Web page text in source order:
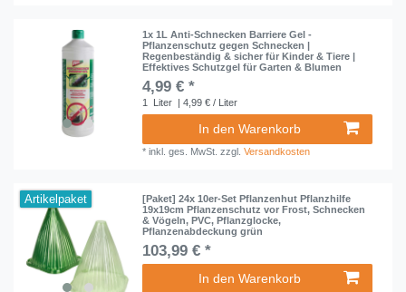
1x 1L Anti-Schnecken Barriere Gel -
Pflanzenschutz gegen Schnecken |
Regenbeständig & sicher für Kinder & Tiere |
Effektives Schutzgel für Garten & Blumen
4,99 € *
1 Liter | 4,99 € / Liter
In den Warenkorb
*inkl. ges. MwSt. zzgl.Versandkosten
Artikelpaket
[Paket] 24x 10er-Set Pflanzenhut Pflanzhilfe
19x19cm Pflanzenschutz vor Frost, Schnecken
& Vögeln, PVC, Pflanzglocke,
Pflanzenabdeckung grün
103,99 € *
In den Warenkorb